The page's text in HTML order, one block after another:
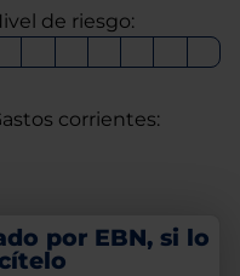
de riesgo:
corrientes:
por EBN, si lo